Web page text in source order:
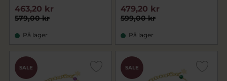
579,00 kr
463,20 kr
På lager
599,00 kr
479,20 kr
På lager
SALE SALE